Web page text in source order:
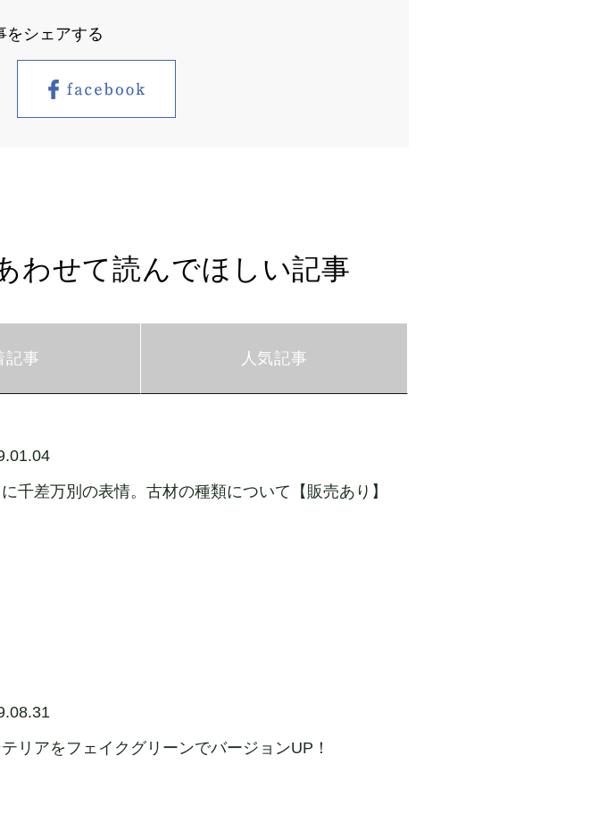
をシェアする
わせて読んでほしい記事
記事 人気記事
に千差万別の表情。古材の種類について【販売あり】
リアをフェイクグリーンでバージョンUP！